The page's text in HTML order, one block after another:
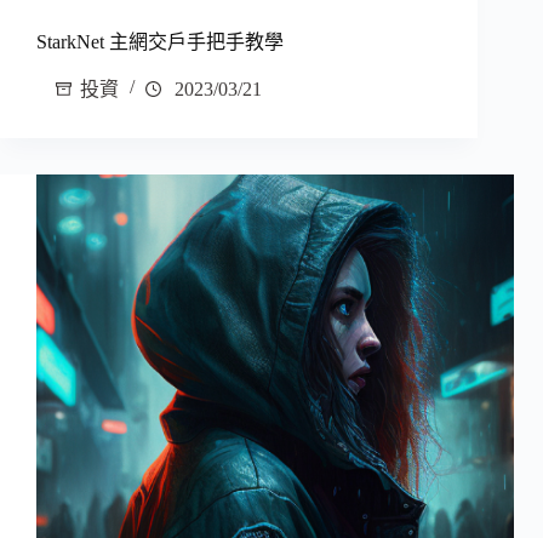
StarkNet 主網交戶手把手教學
投資 2023/03/21